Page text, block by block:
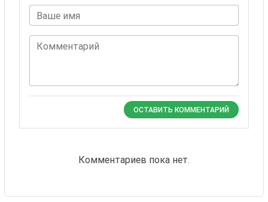
Ваше имя
Комментарий
ОСТАВИТЬ КОММЕНТАРИЙ
Комментариев пока нет.